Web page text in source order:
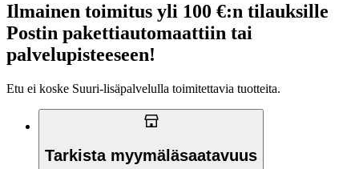
Ilmainen toimitus yli 100 €:n tilauksille
Postin pakettiautomaattiin tai
palvelupisteeseen!
Etu ei koske Suuri‑lisäpalvelulla toimitettavia tuotteita.
Tarkista myymäläsaatavuus